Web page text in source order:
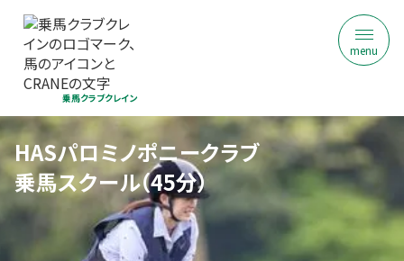
乗馬クラブクレイン
menu
HASパロミノポニークラブ
乗馬スクール（45分）